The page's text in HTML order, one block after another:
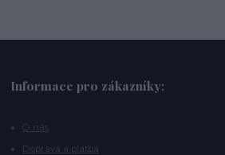
Informace pro zákazníky:
O nás
Doprava a platba